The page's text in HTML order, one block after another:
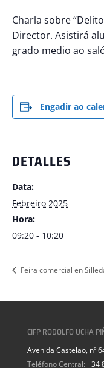
Charla sobre
Director. Asistirá
grado medio ao
Engadir ao
DETALLES
Data:
Febreiro 2025
Hora:
09:20 - 10:20
Feira comercial en
CIFP RODOLFO UCHA
Avenida Castelao, nº
Teléfono Central: +34